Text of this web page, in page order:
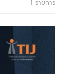
1 รายการ